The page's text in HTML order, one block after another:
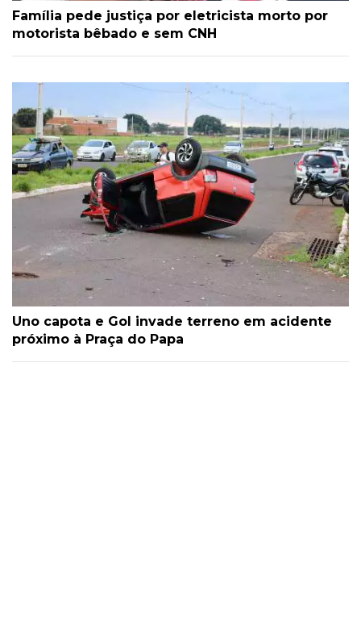
Família pede justiça por eletricista morto por
motorista bêbado e sem CNH
Uno capota e Gol invade terreno em acidente
próximo à Praça do Papa